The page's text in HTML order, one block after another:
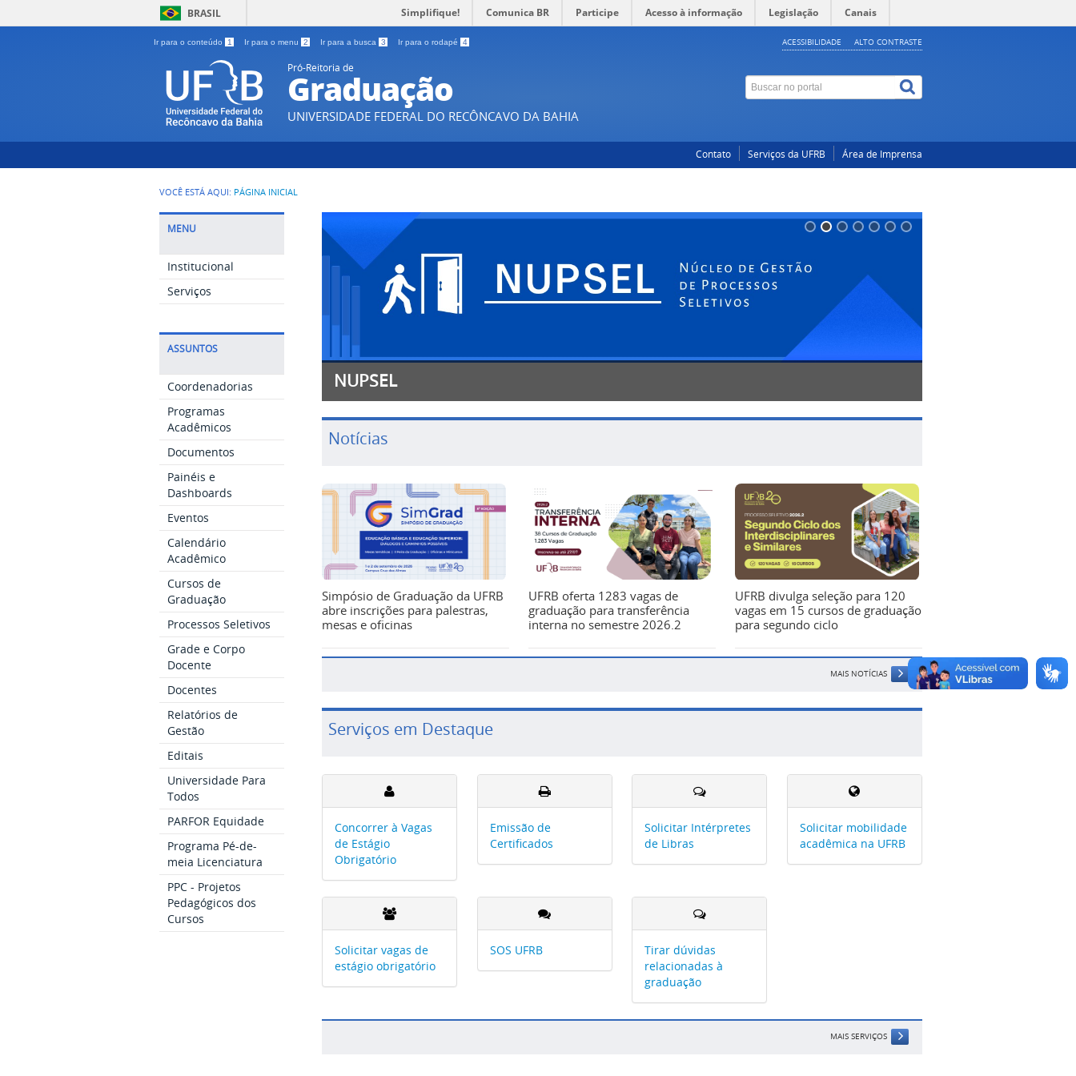
BRASIL Simplifique! Comunica BR Participe Acesso à informação Legislação Canais
Ir para o conteúdo 1 Ir para o menu 2 Ir para a busca 3 Ir para o rodapé 4 ACESSIBILIDADE ALTO CONTRASTE
Pró-Reitoria de
Graduação
UNIVERSIDADE FEDERAL DO RECÔNCAVO DA BAHIA
Contato Serviços da UFRB Área de Imprensa
VOCÊ ESTÁ AQUI: PÁGINA INICIAL
MENU
Institucional
Serviços
ASSUNTOS
Coordenadorias
Programas
Acadêmicos
Documentos
Painéis e
Dashboards
Eventos
Calendário
Acadêmico
Cursos de
Graduação
Processos Seletivos
Grade e Corpo
Docente
Docentes
Relatórios de
Gestão
Editais
Universidade Para
Todos
PARFOR Equidade
Programa Pé-de-
meia Licenciatura
PPC - Projetos
Pedagógicos dos
Cursos
NUPSEL
Notícias
Simpósio de Graduação da UFRB
abre inscrições para palestras,
mesas e oficinas
UFRB oferta 1283 vagas de
graduação para transferência
interna no semestre 2026.2
UFRB divulga seleção para 120
vagas em 15 cursos de graduação
para segundo ciclo
MAIS NOTÍCIAS
Serviços em Destaque
Concorrer à Vagas
de Estágio
Obrigatório
Emissão de
Certificados
Solicitar Intérpretes
de Libras
Solicitar mobilidade
acadêmica na UFRB
Solicitar vagas de
estágio obrigatório
SOS UFRB
Tirar dúvidas
relacionadas à
graduação
MAIS SERVIÇOS